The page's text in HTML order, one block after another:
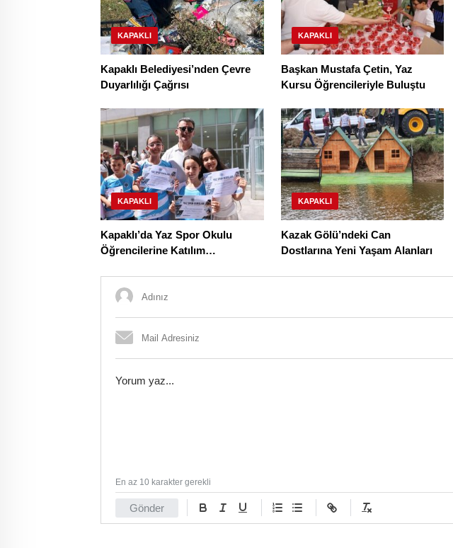
KAPAKLI
Kapaklı Belediyesi’nden Çevre
Duyarlılığı Çağrısı
KAPAKLI
Başkan Mustafa Çetin, Yaz
Kursu Öğrencileriyle Buluştu
KAPAKLI
Kapaklı’da Yaz Spor Okulu
Öğrencilerine Katılım
KAPAKLI
Kazak Gölü’ndeki Can
Dostlarına Yeni Yaşam Alanları
Gönder
En az 10 karakter gerekli